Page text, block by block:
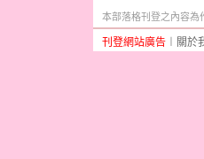
本部落格刊登之內容為
刊登網站廣告 關於